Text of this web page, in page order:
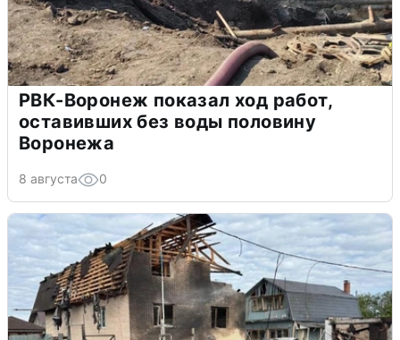
РВК-Воронеж показал ход работ,
оставивших без воды половину
Воронежа
8 августа 0